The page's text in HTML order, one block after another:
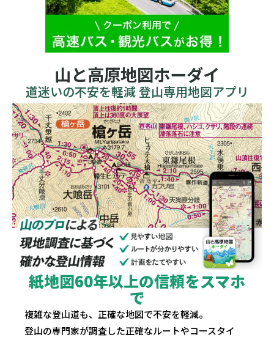
山と高原地図ホーダイ
道迷いの不安を軽減 登山専用地図アプリ
紙地図60年以上の信頼をスマホ
で
複雑な登山道も、正確な地図で不安を軽減。
登山の専門家が調査した正確なルートやコースタイ